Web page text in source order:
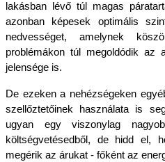
lakásban lévő túl magas
azonban képesek optimális
nedvességet, amelynek
problémákon túl megoldódik az
jelensége is.
De ezeken a nehézségeken
szellőztetőinek használata is
ugyan egy viszonylag
költségvetésedből, de hidd el,
megérik az árukat - főként az